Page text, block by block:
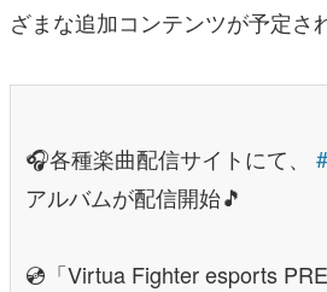
ざまな追加コンテンツが予定さ
🎧各種楽曲配信サイトにて、
アルバムが配信開始🎵
💿「Virtua Fighter esports